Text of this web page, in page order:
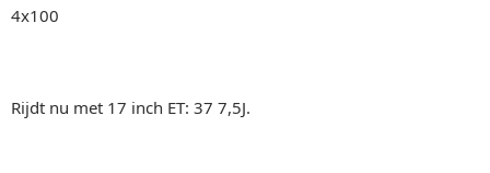
4x100
Rijdt nu met 17 inch ET: 37 7,5J.